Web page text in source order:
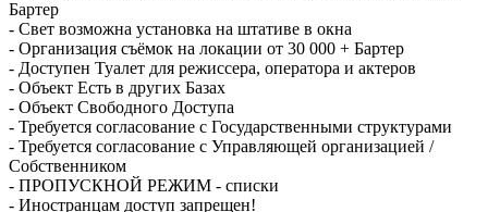
Бартер
- Свет возможна установка на штативе в окна
- Организация съёмок на локации от 30 000 + Бартер
- Доступен Туалет для режиссера, оператора и актеров
- Объект Есть в других Базах
- Объект Свободного Доступа
- Требуется согласование с Государственными структурами
- Требуется согласование с Управляющей организацией /
Собственником
- ПРОПУСКНОЙ РЕЖИМ - списки
- Иностранцам доступ запрещен!